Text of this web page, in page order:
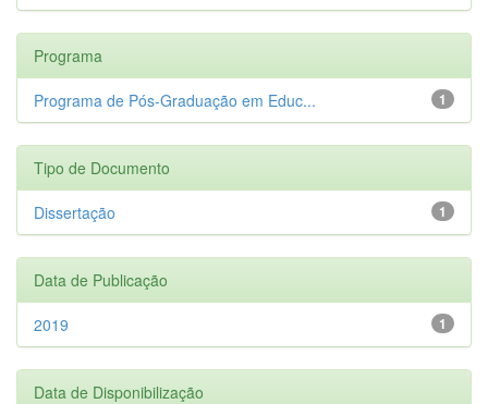
Programa
1
Programa de Pós-Graduação em Educ...
Tipo de Documento
1
Dissertação
Data de Publicação
1
2019
Data de Disponibilização